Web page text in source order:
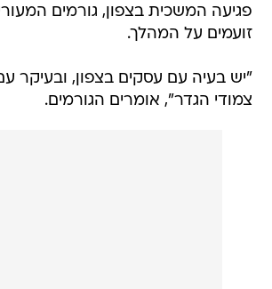
פגיעה המשכית בצפון, גורמים
זועמים על המהלך.
"יש בעיה עם עסקים בצפון, ובעיקר
צמודי הגדר", אומרים הגורמים.